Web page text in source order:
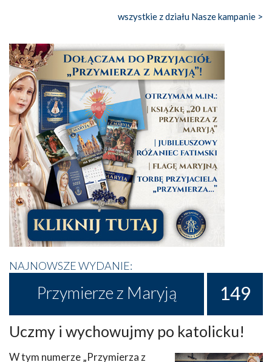
wszystkie z działu Nasze kampanie >
NAJNOWSZE WYDANIE:
Przymierze z Maryją 149
Uczmy i wychowujmy po katolicku!
W tym numerze „Przymierza z